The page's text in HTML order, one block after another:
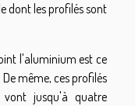
dont les profilés sont
l'aluminium est ce
même, ces profilés
jusqu'à quatre